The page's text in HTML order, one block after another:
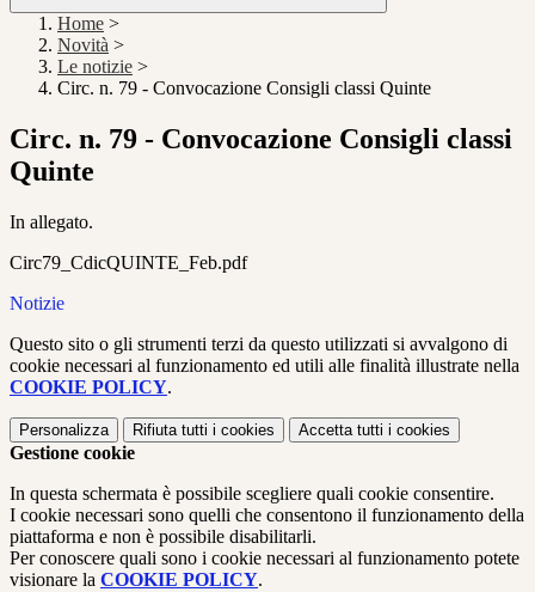
Home >
Novità >
Le notizie >
Circ. n. 79 - Convocazione Consigli classi Quinte
Circ. n. 79 - Convocazione Consigli classi
Quinte
In allegato.
Circ79_CdicQUINTE_Feb.pdf
Notizie
Questo sito o gli strumenti terzi da questo utilizzati si avvalgono di
cookie necessari al funzionamento ed utili alle finalità illustrate nella
COOKIE POLICY.
Personalizza Rifiuta tutti i cookies Accetta tutti i cookies
Gestione cookie
In questa schermata è possibile scegliere quali cookie consentire.
I cookie necessari sono quelli che consentono il funzionamento della
piattaforma e non è possibile disabilitarli.
Per conoscere quali sono i cookie necessari al funzionamento potete
visionare la COOKIE POLICY.